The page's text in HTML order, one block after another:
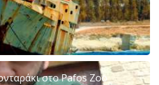
στο Pafos Zoo